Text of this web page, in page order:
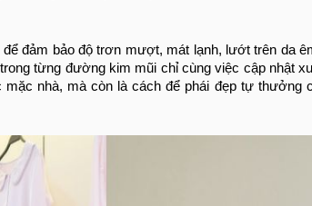
đảm bảo độ trơn mượt, mát lạnh, lướt trên da
từng đường kim mũi chỉ cùng việc cập nhật
nhà, mà còn là cách để phái đẹp tự thưởng